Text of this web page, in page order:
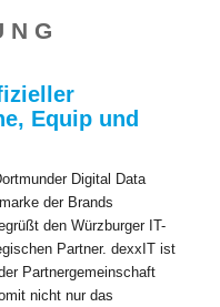
N G
Equip und
Digital Data
der Brands
den Würzburger IT-
Partner. dexxIT ist
Partnergemeinschaft
nicht nur das